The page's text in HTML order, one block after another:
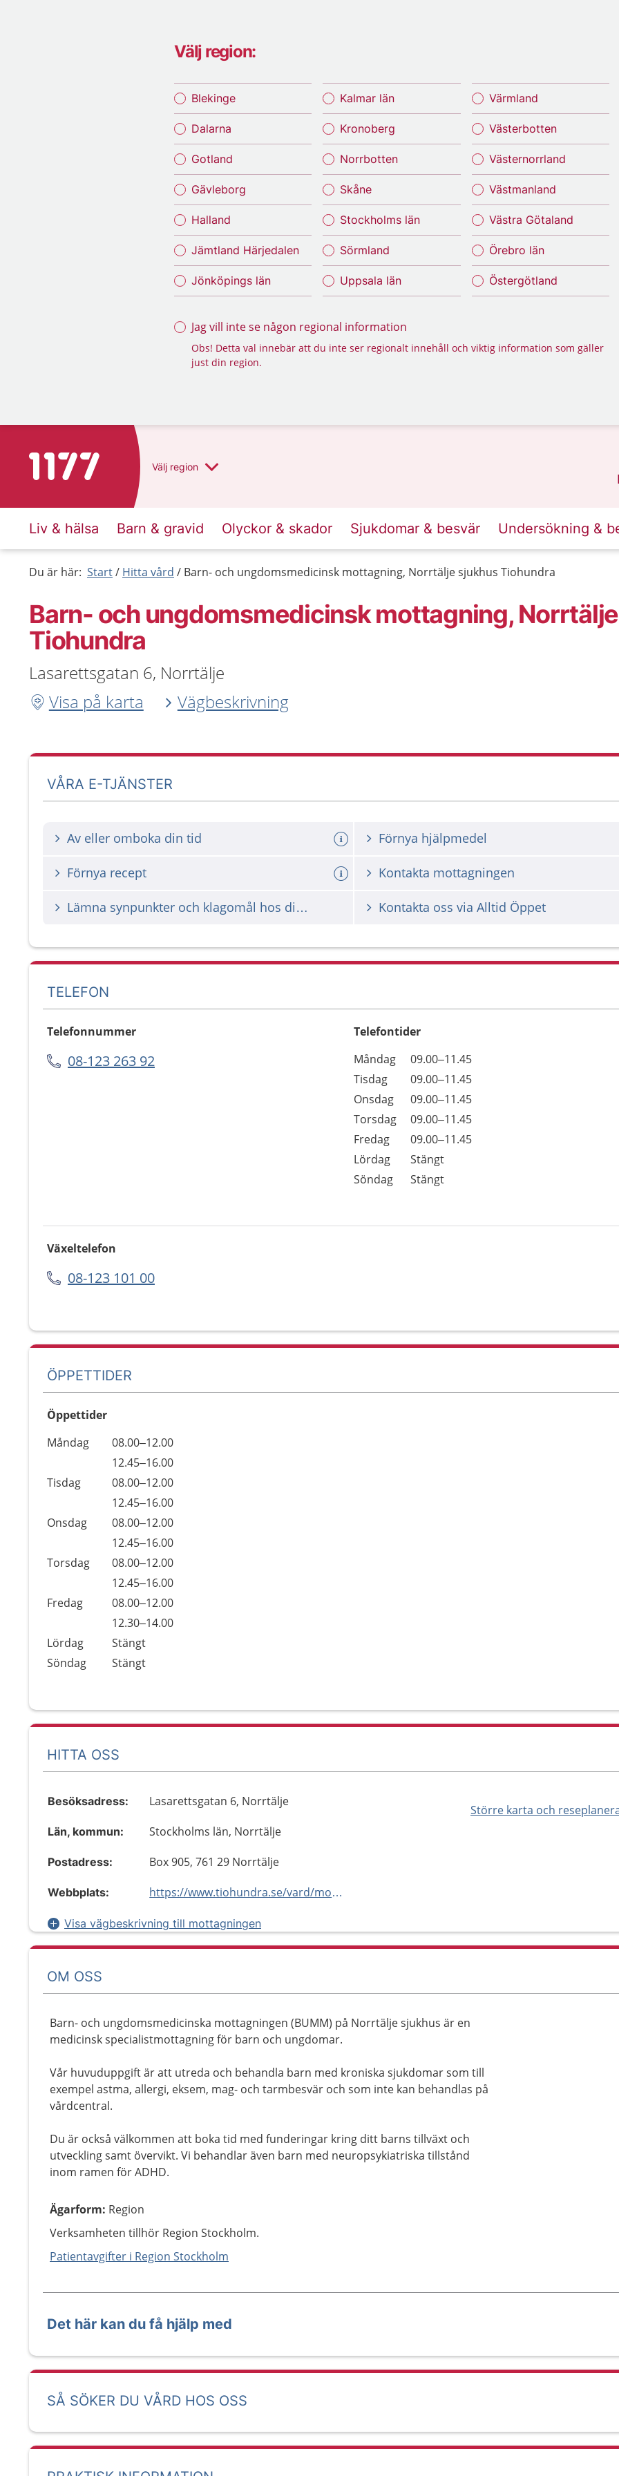
Välj region:
Blekinge
Dalarna
Gotland
Gävleborg
Halland
Jämtland Härjedalen
Jönköpings län
Kalmar län
Kronoberg
Norrbotten
Skåne
Stockholms län
Sörmland
Uppsala län
Värmland
Västerbotten
Västernorrland
Västmanland
Västra Götaland
Örebro län
Östergötland
Jag vill inte se någon regional information
Obs! Detta val innebär att du inte ser regionalt innehåll och viktig information som gäller
just din region.
Till startsidan för 1177 Välj region
Liv & hälsa Barn & gravid Olyckor & skador Sjukdomar & besvär Undersökning &
Du är här: Start Hitta vård Barn- och ungdomsmedicinsk mottagning, Norrtälje sjukhus Tiohundra
Barn- och ungdomsmedicinsk mottagning,
Tiohundra
Lasarettsgatan 6, Norrtälje
Visa på karta
Vägbeskrivning
VÅRA E-TJÄNSTER
Av eller omboka din tid Förnya hjälpmedel
Förnya recept Kontakta mottagningen
Lämna synpunkter och klagomål hos din vårdgivare Kontakta oss via Alltid Öppet
TELEFON
Telefonnummer
08-123 263 92
Telefontider
Dag
Öppettider
Kommentarer
Måndag
09.00–11.45
Tisdag
09.00–11.45
Onsdag
09.00–11.45
Torsdag
09.00–11.45
Fredag
09.00–11.45
Lördag
Stängt
Söndag
Stängt
Växeltelefon
08-123 101 00
ÖPPETTIDER
Öppettider
Dag
Öppettider
Kommentarer
Måndag
08.00–12.00
12.45–16.00
Tisdag
08.00–12.00
12.45–16.00
Onsdag
08.00–12.00
12.45–16.00
Torsdag
08.00–12.00
12.45–16.00
Fredag
08.00–12.00
12.30–14.00
Lördag
Stängt
Söndag
Stängt
HITTA OSS
Större karta och
Besöksadress: Lasarettsgatan 6, Norrtälje
Län, kommun: Stockholms län, Norrtälje
Postadress: Box 905, 761 29 Norrtälje
Webbplats: https://www.tiohundra.se/vard/mottagningar/barn-och-ungdomsmedicinsk-mottagning/
Visa vägbeskrivning till mottagningen
OM OSS
Barn- och ungdomsmedicinska mottagningen (BUMM) på Norrtälje sjukhus är en
medicinsk specialistmottagning för barn och ungdomar.
Vår huvuduppgift är att utreda och behandla barn med kroniska sjukdomar som till
exempel astma, allergi, eksem, mag- och tarmbesvär och som inte kan behandlas på
vårdcentral.
Du är också välkommen att boka tid med funderingar kring ditt barns tillväxt och
utveckling samt övervikt. Vi behandlar även barn med neuropsykiatriska tillstånd
inom ramen för ADHD.
Ägarform: Region
Verksamheten tillhör Region Stockholm.
Patientavgifter i Region Stockholm
Det här kan du få hjälp med
SÅ SÖKER DU VÅRD HOS OSS